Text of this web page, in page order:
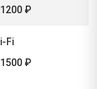
1200 ₽
Fi
1500 ₽